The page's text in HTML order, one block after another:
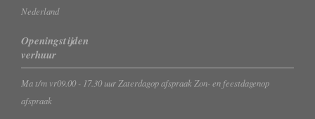
Nederland
Openingstijden
verhuur
Ma t/m vr09.00 - 17.30 uur Zaterdagop afspraak Zon- en feestdagenop
afspraak